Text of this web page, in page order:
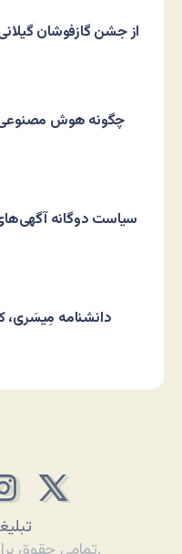
از جشن گازفوشان
چگونه هوش مصنوعی
سیاست دوگانه
دانشنامه